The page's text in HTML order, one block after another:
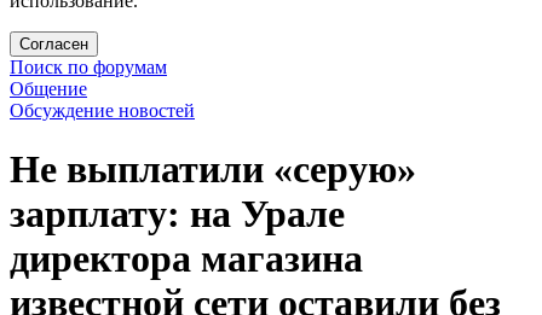
Согласен
Поиск по форумам
Общение
Обсуждение новостей
Не выплатили «серую»
зарплату: на Урале
директора магазина
известной сети оставили без